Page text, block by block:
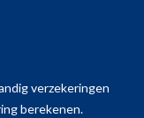
verzekeringen
berekenen.